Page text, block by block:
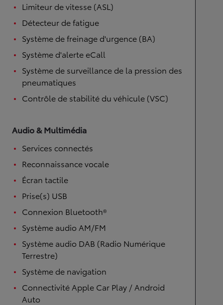
Limiteur de vitesse (ASL)
Détecteur de fatigue
Système de freinage d'urgence (BA)
Système d'alerte eCall
Système de surveillance de la pression des
pneumatiques
Contrôle de stabilité du véhicule (VSC)
Audio & Multimédia
Services connectés
Reconnaissance vocale
Écran tactile
Prise(s) USB
Connexion Bluetooth®
Système audio AM/FM
Système audio DAB (Radio Numérique
Terrestre)
Système de navigation
Connectivité Apple Car Play / Android
Auto